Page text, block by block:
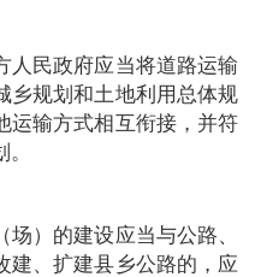
人民政府应当将道路运输
乡规划和土地利用总体规
运输方式相互衔接，并符
）的建设应当与公路、
建、扩建县乡公路的，应